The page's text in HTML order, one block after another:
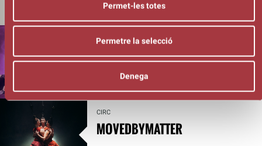
Permet-les totes
Permetre la selecció
Denega
CIRC
GALA DEL FESTIVAL DE MÀGIA DE
MANRESA
26 de setembre
CIRC
MOVEDBYMATTER